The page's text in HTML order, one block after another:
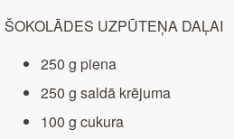
ŠOKOLĀDES UZPŪTEŅA DAĻAI
250 g piena
250 g saldā krējuma
100 g cukura